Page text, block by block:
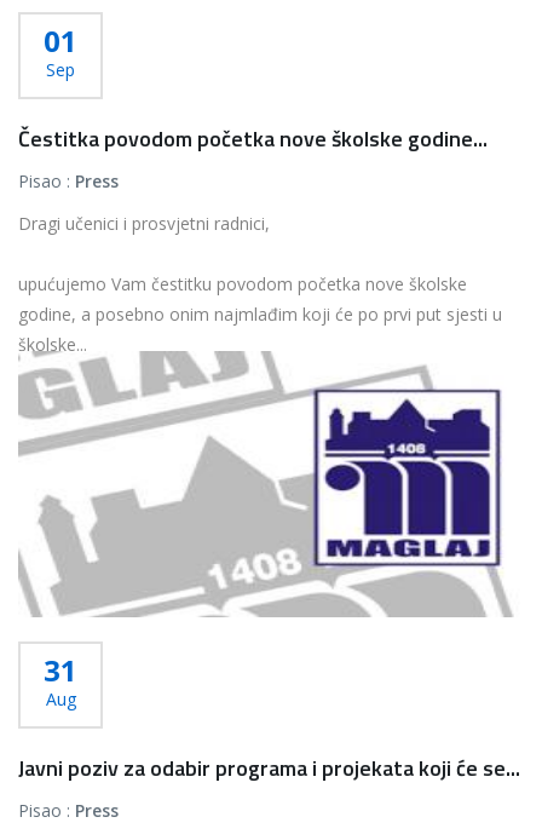
01
Sep
Čestitka povodom početka nove školske godine...
Pisao : Press
Dragi učenici i prosvjetni radnici,
upućujemo Vam čestitku povodom početka nove školske
godine, a posebno onim najmlađim koji će po prvi put sjesti u
školske...
Više...
31
Aug
Javni poziv za odabir programa i projekata koji će se...
Pisao : Press